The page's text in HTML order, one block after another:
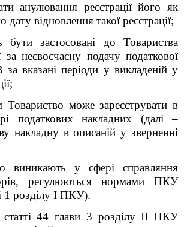
анулювання реєстрації його як
відновлення такої реєстрації;
застосовані до Товариства
за несвоєчасну подачу податкової
за вказані періоди у викладеній у
може зареєструвати в
податкових накладних (далі –
накладну в описаній у зверненні
виникають у сфері справляння
регулюються нормами ПКУ
1 розділу І ПКУ).
44 глави 3 розділу ІІ ПКУ